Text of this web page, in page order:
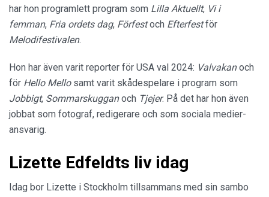
har hon programlett program som Lilla Aktuellt, Vi i
femman, Fria ordets dag, Förfestoch Efterfestför
Melodifestivalen.
Hon har även varit reporter för USA val 2024: Valvakanoch
för Hello Mello samt varit skådespelare i program som
Jobbigt, Sommarskugganoch Tjejer. På det har hon även
jobbat som fotograf, redigerare och som sociala medier-
ansvarig.
Lizette Edfeldts liv idag
Idag bor Lizette i Stockholm tillsammans med sin sambo